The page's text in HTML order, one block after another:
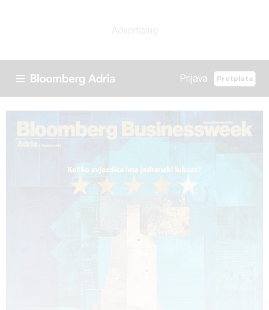
Prijava Pretplata